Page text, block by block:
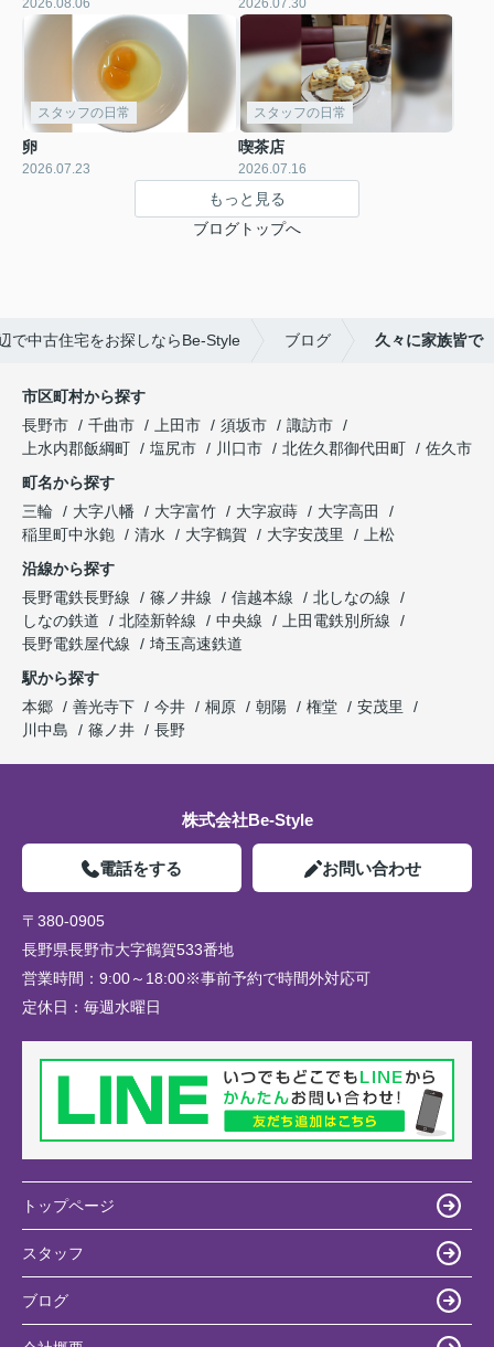
スタッフの日常
卵
2026.07.23
スタッフの日常
喫茶店
2026.07.16
もっと見る
ブログトップへ
で中古住宅をお探しならBe-Style ブログ 久々に家族皆で
市区町村から探す
長野市
千曲市 上田市 須坂市
諏訪市
上水内郡飯綱町
塩尻市 川口市 北佐久郡御代田町
佐久市
町名から探す
三輪
大字八幡 大字富竹 大字寂蒔
大字高田
稲里町中氷鉋
清水 大字鶴賀 大字安茂里
上松
沿線から探す
長野電鉄長野線
篠ノ井線 信越本線
北しなの線
しなの鉄道
北陸新幹線 中央線
上田電鉄別所線
長野電鉄屋代線
埼玉高速鉄道
駅から探す
本郷
善光寺下 今井 桐原 朝陽 権堂
安茂里
川中島
篠ノ井 長野
株式会社Be-Style
電話をする お問い合わせ
〒380-0905
長野県長野市大字鶴賀533番地
営業時間： 9:00～18:00※事前予約で時間外対応可
定休日： 毎週水曜日
トップページ
スタッフ
ブログ